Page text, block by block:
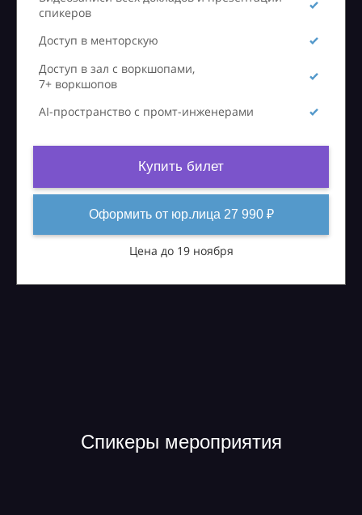
спикеров
Доступ в менторскую
Доступ в зал с воркшопами,
7+ воркшопов
AI-пространство с промт-инженерами
Купить билет
Оформить от юр.лица 27 990 ₽
Цена до 19 ноября
Спикеры мероприятия